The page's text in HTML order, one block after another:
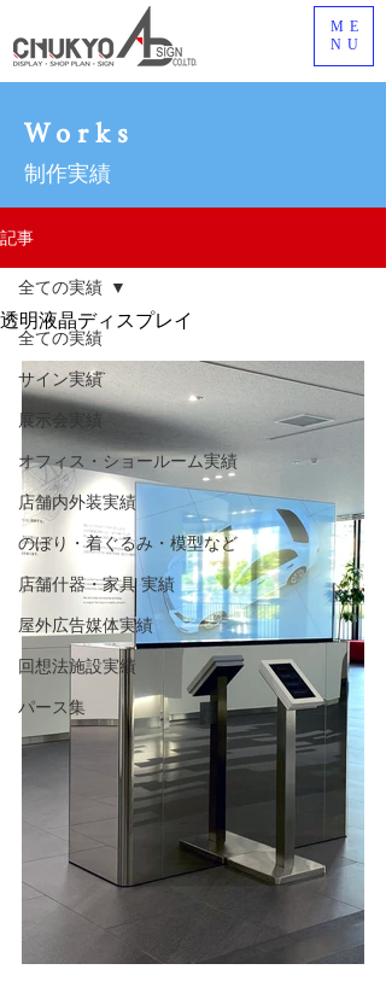
ME
NU
制作実績
Works
記事
全ての実績
サイン実績
展示会実績
オフィス・ショールーム実績
店舗内外装実績
のぼり・着ぐるみ・模型など
店舗什器・家具 実績
屋外広告媒体実績
回想法施設実績
パース集
全ての実績
透明液晶ディスプレイ